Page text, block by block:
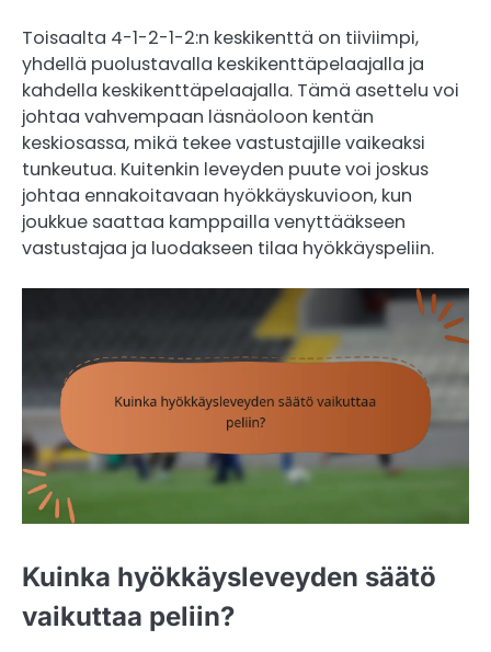
Toisaalta 4-1-2-1-2:n keskikenttä on tiiviimpi,
yhdellä puolustavalla keskikenttäpelaajalla ja
kahdella keskikenttäpelaajalla. Tämä asettelu voi
johtaa vahvempaan läsnäoloon kentän
keskiosassa, mikä tekee vastustajille vaikeaksi
tunkeutua. Kuitenkin leveyden puute voi joskus
johtaa ennakoitavaan hyökkäyskuvioon, kun
joukkue saattaa kamppailla venyttääkseen
vastustajaa ja luodakseen tilaa hyökkäyspeliin.
Kuinka hyökkäysleveyden säätö
vaikuttaa peliin?